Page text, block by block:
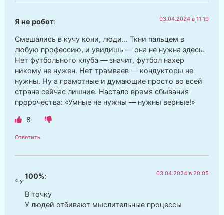
Я не робот: 03.04.2024 в 11:19
Смешались в кучу кони, люди… Ткни пальцем в
любую профессию, и увидишь — она не нужна здесь.
Нет футбольного клуба — значит, футбол нахер
никому не нужен. Нет трамваев — кондукторы не
нужны. Ну а грамотные и думающие просто во всей
стране сейчас лишние. Настало время сбывания
пророчества: «Умные не нужны — нужны верные!»
8
Ответить
100%: 03.04.2024 в 20:05
В точку
У людей отбивают мыслительные процессы